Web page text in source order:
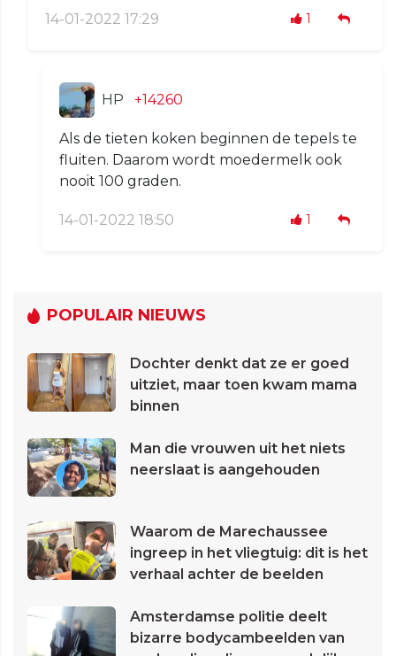
14-01-2022 17:29 1
HP +14260
Als de tieten koken beginnen de tepels te
fluiten. Daarom wordt moedermelk ook
nooit 100 graden.
14-01-2022 18:50 1
POPULAIR NIEUWS
Dochter denkt dat ze er goed
uitziet, maar toen kwam mama
binnen
Man die vrouwen uit het niets
neerslaat is aangehouden
Waarom de Marechaussee
ingreep in het vliegtuig: dit is het
verhaal achter de beelden
Amsterdamse politie deelt
bizarre bodycambeelden van